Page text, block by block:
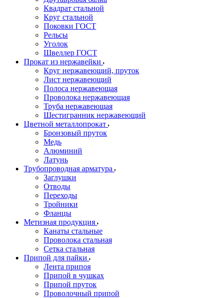
Квадрат стальной
Круг стальной
Поковки ГОСТ
Рельсы
Уголок
Швеллер ГОСТ
Прокат из нержавейки
Круг нержавеющий, пруток
Лист нержавеющий
Полоса нержавеющая
Проволока нержавеющая
Труба нержавеющая
Шестигранник нержавеющий
Цветной металлопрокат
Бронзовый пруток
Медь
Алюминий
Латунь
Трубопроводная арматура
Заглушки
Отводы
Переходы
Тройники
Фланцы
Метизная продукция
Канаты стальные
Проволока стальная
Сетка стальная
Припой для пайки
Лента припоя
Припой в чушках
Припой пруток
Проволочный припой